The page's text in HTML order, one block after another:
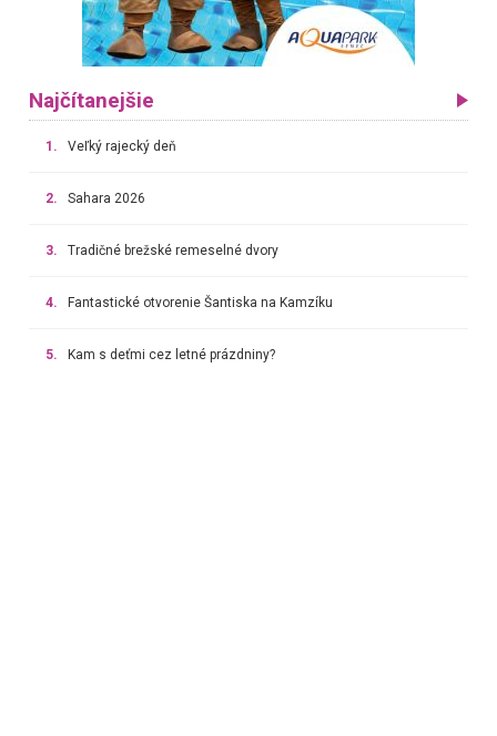
Najčítanejšie
1. Veľký rajecký deň
2. Sahara 2026
3. Tradičné brežské remeselné dvory
4. Fantastické otvorenie Šantiska na Kamzíku
5. Kam s deťmi cez letné prázdniny?